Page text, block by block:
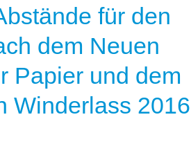
für den
dem Neuen
Papier und dem
Winderlass 2016